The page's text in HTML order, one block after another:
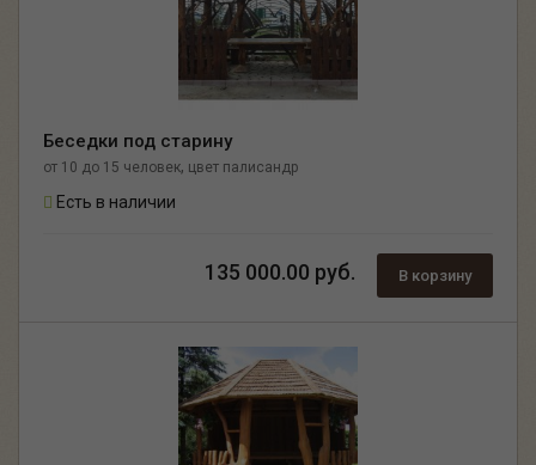
Беседки под старину
от 10 до 15 человек, цвет палисандр
Есть в наличии
135 000.00 руб. В корзину